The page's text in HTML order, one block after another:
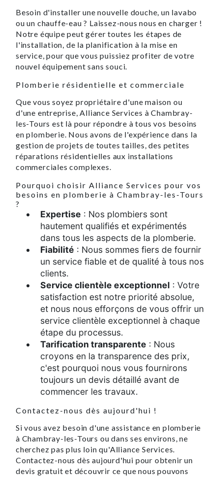
Besoin d'installer une nouvelle douche, un lavabo
ou un chauffe-eau ? Laissez-nous nous en charger !
Notre équipe peut gérer toutes les étapes de
l'installation, de la planification à la mise en
service, pour que vous puissiez profiter de votre
nouvel équipement sans souci.
Plomberie résidentielle et commerciale
Que vous soyez propriétaire d'une maison ou
d'une entreprise, Alliance Services à Chambray-
les-Tours est là pour répondre à tous vos besoins
en plomberie. Nous avons de l'expérience dans la
gestion de projets de toutes tailles, des petites
réparations résidentielles aux installations
commerciales complexes.
Pourquoi choisir Alliance Services pour vos
besoins en plomberie à Chambray-les-Tours
?
Expertise : Nos plombiers sont
hautement qualifiés et expérimentés
dans tous les aspects de la plomberie.
Fiabilité : Nous sommes fiers de fournir
un service fiable et de qualité à tous nos
clients.
Service clientèle exceptionnel : Votre
satisfaction est notre priorité absolue,
et nous nous efforçons de vous offrir un
service clientèle exceptionnel à chaque
étape du processus.
Tarification transparente : Nous
croyons en la transparence des prix,
c'est pourquoi nous vous fournirons
toujours un devis détaillé avant de
commencer les travaux.
Contactez-nous dès aujourd'hui !
Si vous avez besoin d'une assistance en plomberie
à Chambray-les-Tours ou dans ses environs, ne
cherchez pas plus loin qu'Alliance Services.
Contactez-nous dès aujourd'hui pour obtenir un
devis gratuit et découvrir ce que nous pouvons